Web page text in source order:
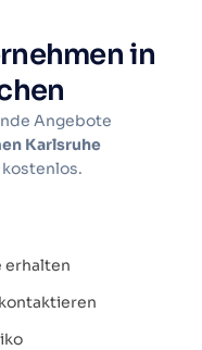
in
Angebote
Karlsruhe
erhalten